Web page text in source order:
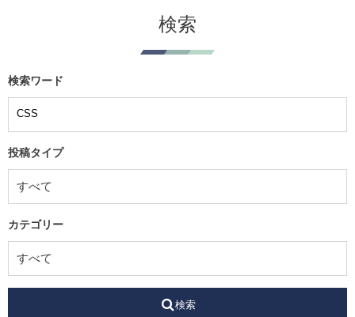
検索
検索ワード
投稿タイプ
カテゴリー
検索